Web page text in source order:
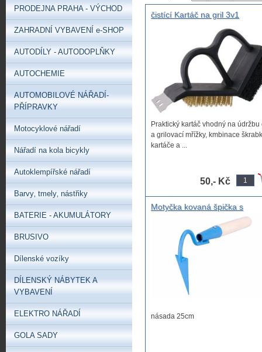
čistící Kartáč na gril 3v1
Praktický kartáč vhodný na údržbu
a grilovací mřížky, kmbinace
kartáče a ...
50,- Kč
Motyčka kovaná špička s
násadou 25cm, ruční špičatá
plecí motyčka do ruky
násada 25cm
PRODEJNA PRAHA - VÝCHOD
ZAHRADNÍ VYBAVENÍ e-SHOP
AUTODÍLY - AUTODOPLŇKY
AUTOCHEMIE
AUTOMOBILOVÉ NÁŘADÍ-
PŘÍPRAVKY
Motocyklové nářadí
Nářadí na kola bicykly
Autoklempířské nářadí
Barvy‚ tmely‚ nástřiky
BATERIE - AKUMULÁTORY
BRUSIVO
Dílenské vozíky
DÍLENSKÝ NÁBYTEK A
VYBAVENÍ
ELEKTRO NÁŘADÍ
GOLA SADY